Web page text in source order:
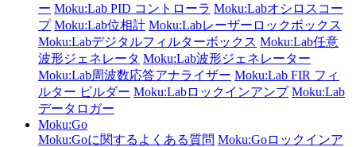
ー Moku:Lab PID コントローラ Moku:Labオシロスコー
プ Moku:Lab位相計 Moku:Labレーザーロックボックス
Moku:Labデジタルフィルターボックス Moku:Lab任意
波形ジェネレータ Moku:Lab波形ジェネレーター
Moku:Lab周波数応答アナライザー Moku:Lab FIR フィ
ルター ビルダー Moku:Labロックインアンプ Moku:Lab
データロガー
Moku:Go
Moku:Goに関するよくある質問 Moku:Goロックインア